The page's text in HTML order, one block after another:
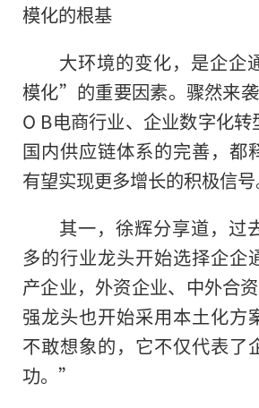
模化的根基
大环境的变化，是企
模化”的重要因素。骤然来
O B电商行业、企业数字化转
国内供应链体系的完善，都
有望实现更多增长的积极信号
其一，徐辉分享道，过
多的行业龙头开始选择企
产企业，外资企业、中外合
强龙头也开始采用本土化方
不敢想象的，它不仅代表了
功。”